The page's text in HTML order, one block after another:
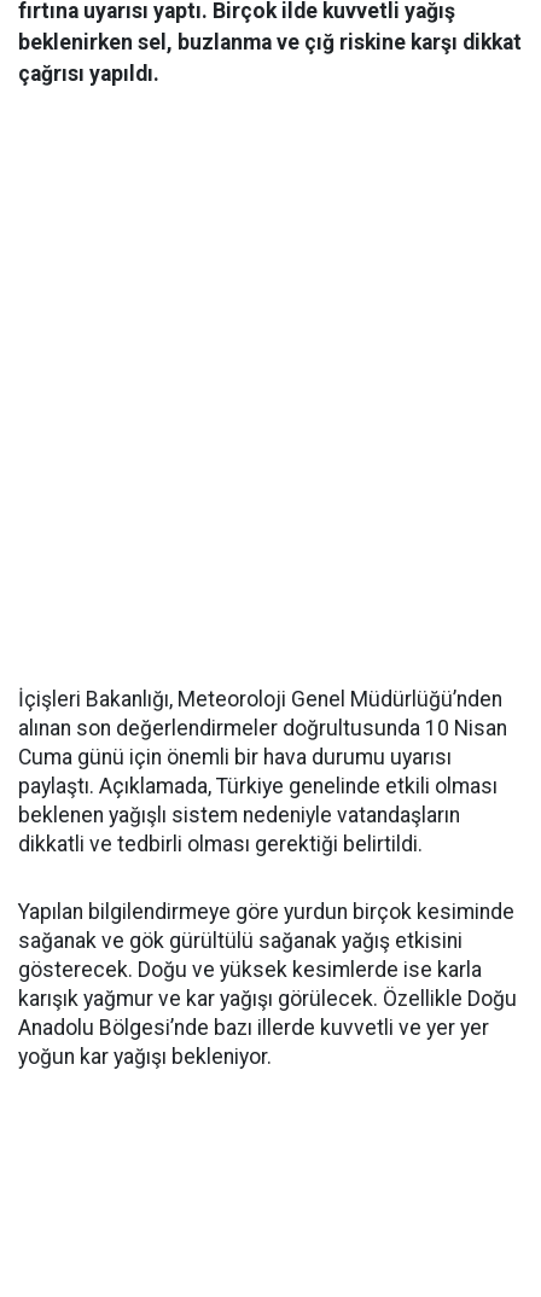
fırtına uyarısı yaptı. Birçok ilde kuvvetli yağış
beklenirken sel, buzlanma ve çığ riskine karşı dikkat
çağrısı yapıldı.
İçişleri Bakanlığı, Meteoroloji Genel Müdürlüğü’nden
alınan son değerlendirmeler doğrultusunda 10 Nisan
Cuma günü için önemli bir hava durumu uyarısı
paylaştı. Açıklamada, Türkiye genelinde etkili olması
beklenen yağışlı sistem nedeniyle vatandaşların
dikkatli ve tedbirli olması gerektiği belirtildi.
Yapılan bilgilendirmeye göre yurdun birçok kesiminde
sağanak ve gök gürültülü sağanak yağış etkisini
gösterecek. Doğu ve yüksek kesimlerde ise karla
karışık yağmur ve kar yağışı görülecek. Özellikle Doğu
Anadolu Bölgesi’nde bazı illerde kuvvetli ve yer yer
yoğun kar yağışı bekleniyor.